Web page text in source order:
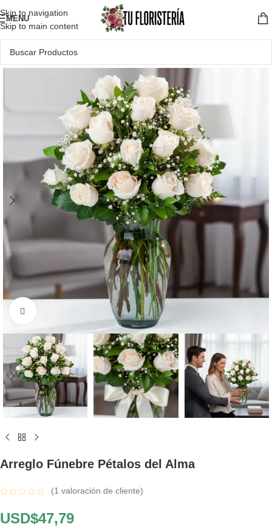
Skip to navigation
Skip to main content
MENU
Arreglo Fúnebre Pétalos del Alma
(1 valoración de cliente)
USD$47,79